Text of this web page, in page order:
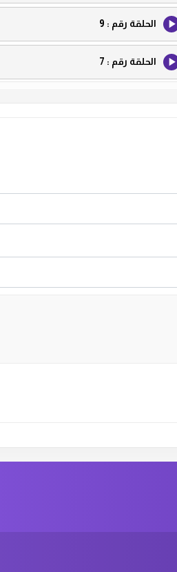
الحلقة رقم : 9
الحلقة رقم : 7